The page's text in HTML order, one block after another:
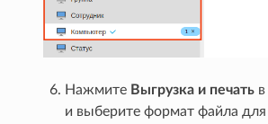
Нажмите Выгрузка и печать
и выберите формат файла для